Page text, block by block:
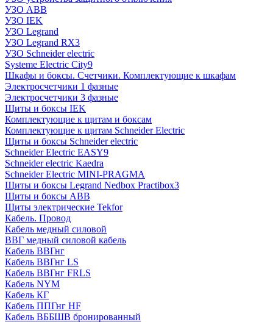
УЗО ABB
УЗО IEK
УЗО Legrand
УЗО Legrand RX3
УЗО Schneider electric
Systeme Electric City9
Шкафы и боксы. Счетчики. Комплектующие к шкафам
Электросчетчики 1 фазные
Электросчетчики 3 фазные
Щиты и боксы IEK
Комплектующие к щитам и боксам
Комплектующие к щитам Schneider Electric
Щиты и боксы Schneider electric
Schneider Electric EASY9
Schneider electric Kaedra
Schneider Electric MINI-PRAGMA
Щиты и боксы Legrand Nedbox Practibox3
Щиты и боксы ABB
Щиты электрические Tekfor
Кабель. Провод
Кабель медный силовой
ВВГ медный силовой кабель
Кабель ВВГнг
Кабель ВВГнг LS
Кабель ВВГнг FRLS
Кабель NYM
Кабель КГ
Кабель ППГнг HF
Кабель ВББШВ бронированный